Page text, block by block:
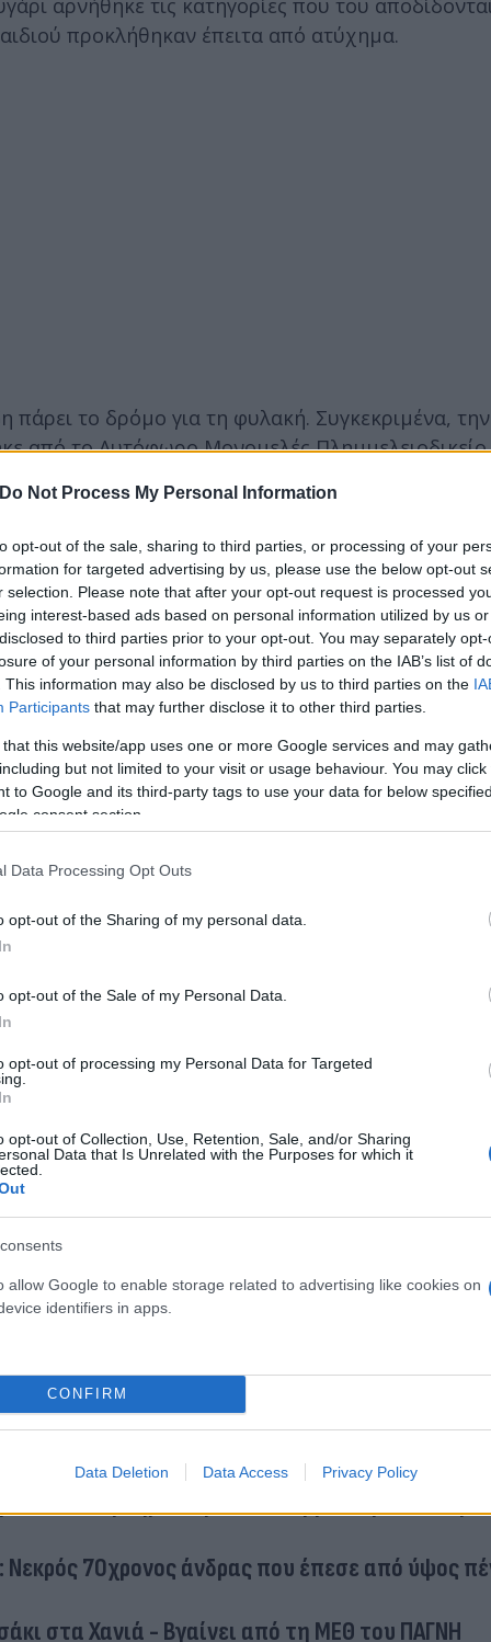
Do Not Process My Personal Information
opt-out of the sale, sharing to third parties, or processing of your
for targeted advertising by us, please use the below opt-out
selection. Please note that after your opt-out request is processed
interest-based ads based on personal information utilized by us
to third parties prior to your opt-out. You may separately
of your personal information by third parties on the IAB’s list of
This information may also be disclosed by us to third parties on the
Participants that may further disclose it to other third parties.
that this website/app uses one or more Google services and may
but not limited to your visit or usage behaviour. You may
to Google and its third-party tags to use your data for below
consent section.
Data Processing Opt Outs
opt-out of the Sharing of my personal data.
opt-out of the Sale of my Personal Data.
opt-out of processing my Personal Data for Targeted
opt-out of Collection, Use, Retention, Sale, and/or Sharing
Data that Is Unrelated with the Purposes for which it
allow Google to enable storage related to advertising like cookies on
identifiers in apps.
CONFIRM
Data Deletion Data Access Privacy Policy
αρνήθηκε τις κατηγορίες που του
προκλήθηκαν έπειτα από ατύχημα.
πάρει το δρόμο για τη φυλακή. Συγκεκριμένα,
από το Αυτόφωρο Μονομελές
της παράνομης εισόδου στη χώρα, ενώ μόλις
3 ετών, επίσης χωρίς αναστολή, για το
είναι να κινηθούν οι διαδικασίες για την
στο νοσοκομείο Χανίων, τα δύο στην Παιδιατρική
3χρονης και ο 27χρονος- Αναζητούν
Σοκαριστικές εικόνες από το θερμοκήπιο που
της 3χρονης και τον 27χρονο - Κατηγορίες
σε εξάρτημα πυραύλου ξεβράστηκε σε
Νεκρός 70χρονος άνδρας που έπεσε από ύψος
στα Χανιά - Βγαίνει από τη ΜΕΘ του ΠΑΓΝΗ